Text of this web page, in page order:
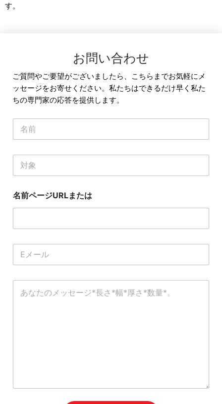
す。
お問い合わせ
ご質問やご要望がございましたら、こちらまでお気軽にメ
ッセージをお寄せください。私たちはできるだけ早く私た
ちの専門家の応答を提供します。
名
*
単
行
キ
ス
名前ページURLまたは
電
メ
コ
ジ